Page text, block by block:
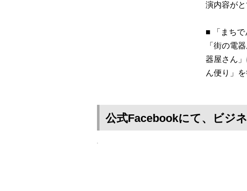
演内容がと
■ 「まちで
「街の電
器屋さん
ん便り」
公式Facebookにて、ビジ